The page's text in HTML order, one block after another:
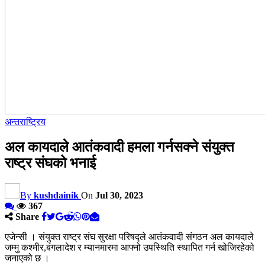
अन्तराष्ट्रिय
अल कायदाले आतंकवादी हमला गर्नसक्ने संयुक्त
राष्ट्र संघको भनाई
By kushdainik On Jul 30, 2023
367
Share
एजेन्सी । संयुक्त राष्ट्र संघ सुरक्षा परिषद्ले आतंकवादी संगठन अल कायदाले
जम्मु कश्मीर,बंगलादेश र म्यानमारमा आफ्नो उपस्थिति स्थापित गर्न खोजिरहेको
जनाएको छ ।